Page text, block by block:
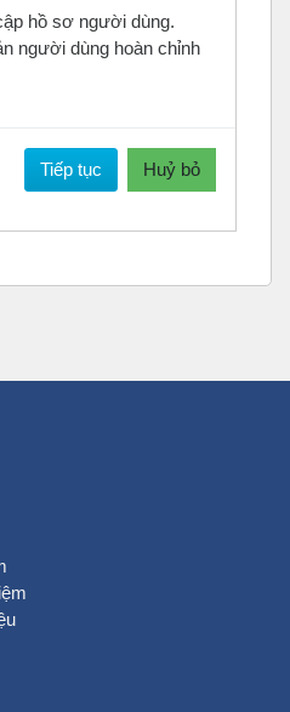
hồ sơ người dùng.
người dùng hoàn chỉnh
Tiếp tục Huỷ bỏ